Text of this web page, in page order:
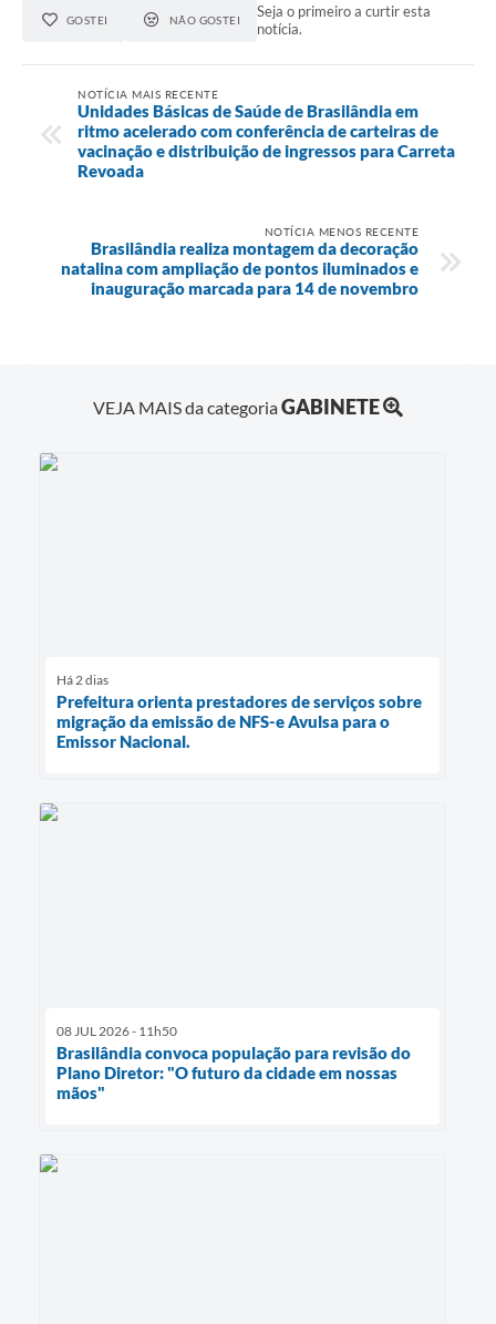
GOSTEI NÃO GOSTEI
Seja o primeiro a curtir esta
notícia.
NOTÍCIA MAIS RECENTE
Unidades Básicas de Saúde de Brasilândia em
ritmo acelerado com conferência de carteiras de
vacinação e distribuição de ingressos para Carreta
Revoada
NOTÍCIA MENOS RECENTE
Brasilândia realiza montagem da decoração
natalina com ampliação de pontos iluminados e
inauguração marcada para 14 de novembro
VEJA MAIS da categoriaGABINETE
Há 2 dias
Prefeitura orienta prestadores de serviços sobre
migração da emissão de NFS-e Avulsa para o
Emissor Nacional.
08 JUL 2026 - 11h50
Brasilândia convoca população para revisão do
Plano Diretor: "O futuro da cidade em nossas
mãos"